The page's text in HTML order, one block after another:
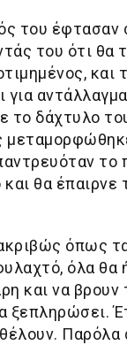
του
του ότι θα
και
δάχτυλο
το
θα έπαιρνε
όπως
όλα
και να
ξεπληρώσει.
Παρόλα